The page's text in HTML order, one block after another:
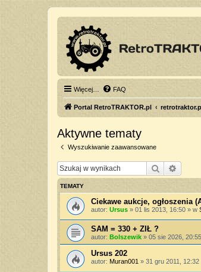
Więcej… FAQ
Portal RetroTRAKTOR.pl
Aktywne tematy
Wyszukiwanie zaawansowane
Szukaj
TEMATY
Ciekawe aukcje, ogłoszenia
autor: Ursus » 01 lis 2013, 16:50 » w
SAM = 330 + ZIŁ ?
autor: Bolszewik » 05 sie 2026, 20:55
Ursus 202
autor: Muran001 » 31 gru 2011, 12:32